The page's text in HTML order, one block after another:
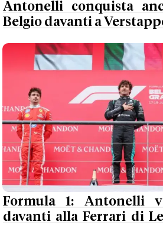
Antonelli conquista
Belgio davanti a
Formula 1: Antonelli
davanti alla Ferrari di